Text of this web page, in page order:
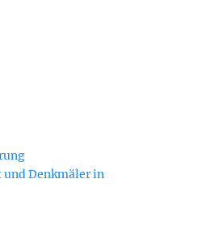
und Denkmäler in